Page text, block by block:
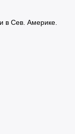
в Сев. Америке.